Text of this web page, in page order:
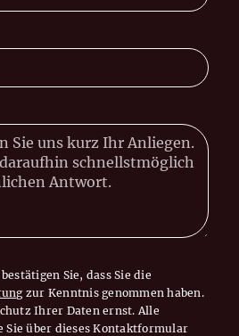
Sie, dass Sie die
zur Kenntnis genommen haben.
Ihrer Daten ernst. Alle
über dieses Kontaktformular